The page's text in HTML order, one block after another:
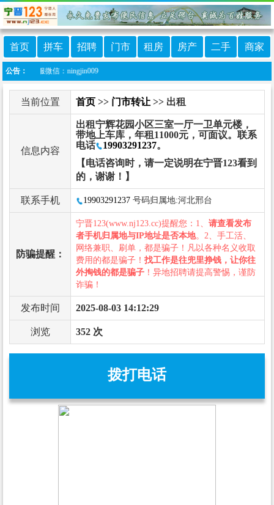
首页 拼车 招聘 门市 租房 房产 二手 商家
公告：
123客服微信：ningjin009
当前位置 首页 >> 门市转让 >> 出租
信息内容
出租宁辉花园小区三室一厅一卫单元楼，
带地上车库，年租11000元，可面议。联系
电话
19903291237。
【电话咨询时，请一定说明在宁晋123看到
的，谢谢！】
联系手机 19903291237 号码归属地:河北邢台
防骗提醒：
宁晋123(www.nj123.cc)提醒您：1、 请查看发布
者手机归属地与IP地址是否本地。2、手工活、
网络兼职、刷单，都是骗子！凡以各种名义收取
费用的都是骗子！ 找工作是往兜里挣钱，让你往
外掏钱的都是骗子 ！异地招聘请提高警惕，谨防
诈骗！
发布时间 2025-08-03 14:12:29
浏览 352 次
拨打电话